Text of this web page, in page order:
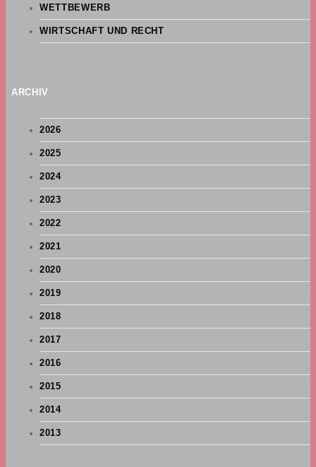
WETTBEWERB
WIRTSCHAFT UND RECHT
ARCHIV
2026
2025
2024
2023
2022
2021
2020
2019
2018
2017
2016
2015
2014
2013